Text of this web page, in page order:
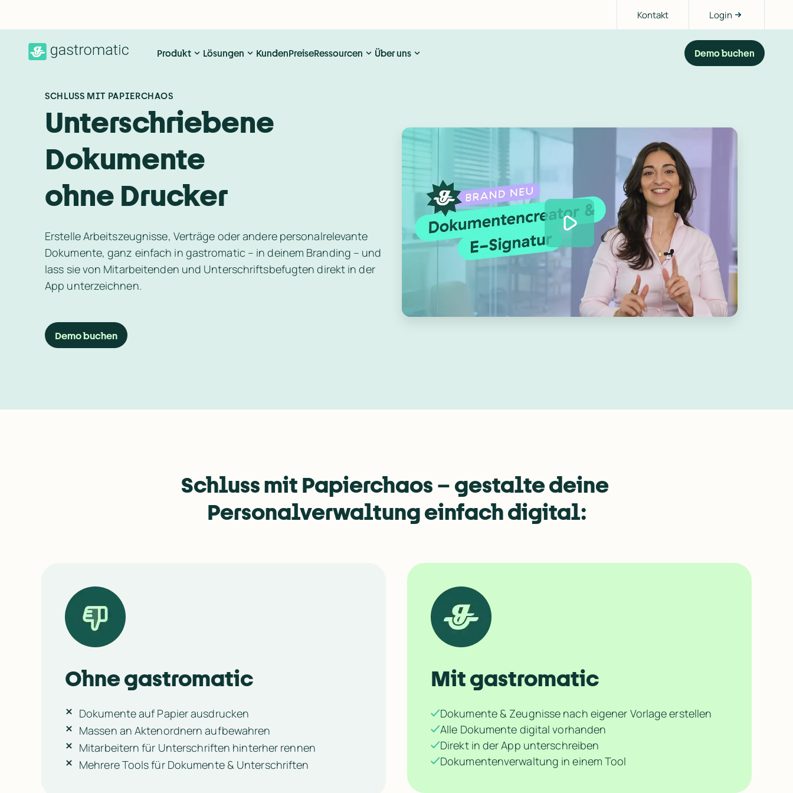
Kontakt Login
Produkt Lösungen KundenPreiseRessourcen Über uns Demo buchen
SCHLUSS MIT PAPIERCHAOS
Unterschriebene
Dokumente
ohne Drucker
Erstelle Arbeitszeugnisse, Verträge oder andere personalrelevante
Dokumente, ganz einfach in gastromatic – in deinem Branding – und
lass sie von Mitarbeitenden und Unterschriftsbefugten direkt in der
App unterzeichnen.
Demo buchen
Schluss mit Papierchaos – gestalte deine
Personalverwaltung einfach digital:
Ohne gastromatic
Dokumente auf Papier ausdrucken
Massen an Aktenordnern aufbewahren
Mitarbeitern für Unterschriften hinterher rennen
Mehrere Tools für Dokumente & Unterschriften
Mit gastromatic
Dokumente & Zeugnisse nach eigener Vorlage erstellen
Alle Dokumente digital vorhanden
Direkt in der App unterschreiben
Dokumentenverwaltung in einem Tool